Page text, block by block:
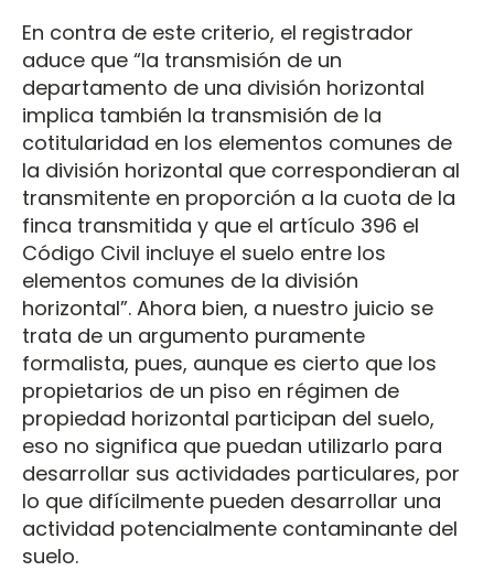
En contra de este criterio, el registrador
aduce que “la transmisión de un
departamento de una división horizontal
implica también la transmisión de la
cotitularidad en los elementos comunes de
la división horizontal que correspondieran al
transmitente en proporción a la cuota de la
finca transmitida y que el artículo 396 el
Código Civil incluye el suelo entre los
elementos comunes de la división
horizontal”. Ahora bien, a nuestro juicio se
trata de un argumento puramente
formalista, pues, aunque es cierto que los
propietarios de un piso en régimen de
propiedad horizontal participan del suelo,
eso no significa que puedan utilizarlo para
desarrollar sus actividades particulares, por
lo que difícilmente pueden desarrollar una
actividad potencialmente contaminante del
suelo.